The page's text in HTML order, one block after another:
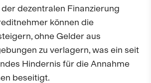
dezentralen Finanzierung
können die
ohne Gelder aus
zu verlagern, was ein seit
Hindernis für die Annahme
beseitigt.